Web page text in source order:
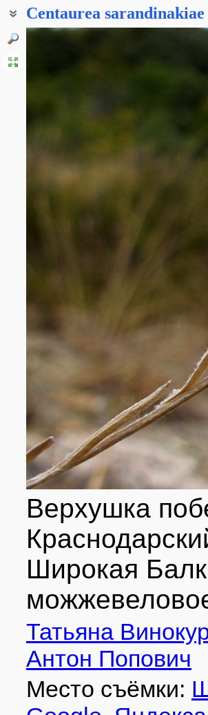
Centaurea sarandinakiae
Верхушка
Широкая
Татьяна
Антон Попович
Место съёмки: